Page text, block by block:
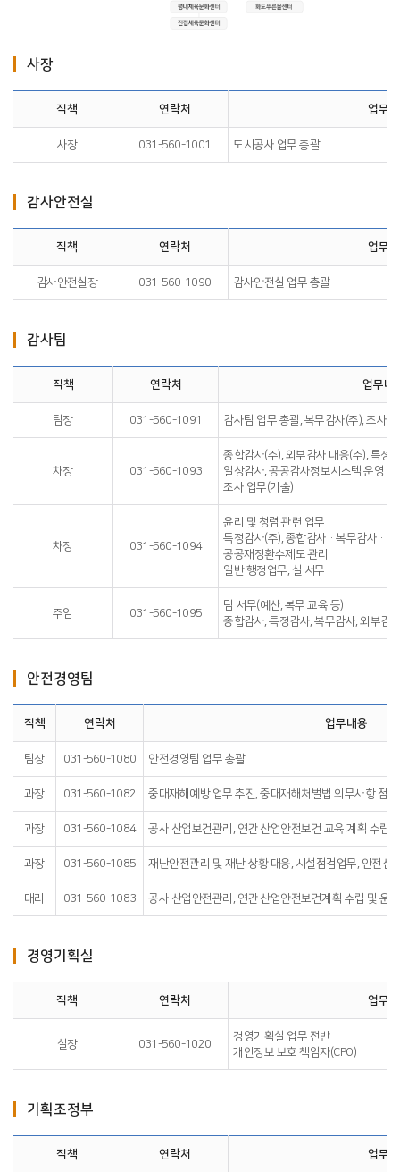
사장
직책 연락처 업무
사장 031-560-1001 도시공사 업무 총괄
감사안전실
직책 연락처 업무
감사안전실장 031-560-1090 감사안전실 업무 총괄
감사팀
직책 연락처 업무내
팀장 031-560-1091 감사팀 업무 총괄, 복무감사(주), 조사
차장 031-560-1093
종합감사(주), 외부감사 대응(주), 특정
일상감사, 공공감사정보시스템 운영
조사 업무(기술)
차장 031-560-1094
윤리 및 청렴 관련 업무
특정감사(주), 종합감사·복무감사·
공공재정환수제도 관리
일반 행정업무, 실 서무
주임 031-560-1095
팀 서무(예산, 복무 교육 등)
종합감사, 특정감사, 복무감사, 외부감
안전경영팀
직책 연락처 업무내용
팀장 031-560-1080 안전경영팀 업무 총괄
과장 031-560-1082 중대재해예방 업무 추진, 중대재해처벌법 의무사항 점
과장 031-560-1084 공사 산업보건관리, 연간 산업안전보건 교육 계획 수립
과장 031-560-1085 재난안전관리 및 재난 상황 대응, 시설점검업무, 안전신
대리 031-560-1083 공사 산업안전관리, 연간 산업안전보건계획 수립 및 운영
경영기획실
직책 연락처 업무
실장 031-560-1020
경영기획실 업무 전반
개인정보 보호 책임자(CPO)
기획조정부
직책 연락처 업무